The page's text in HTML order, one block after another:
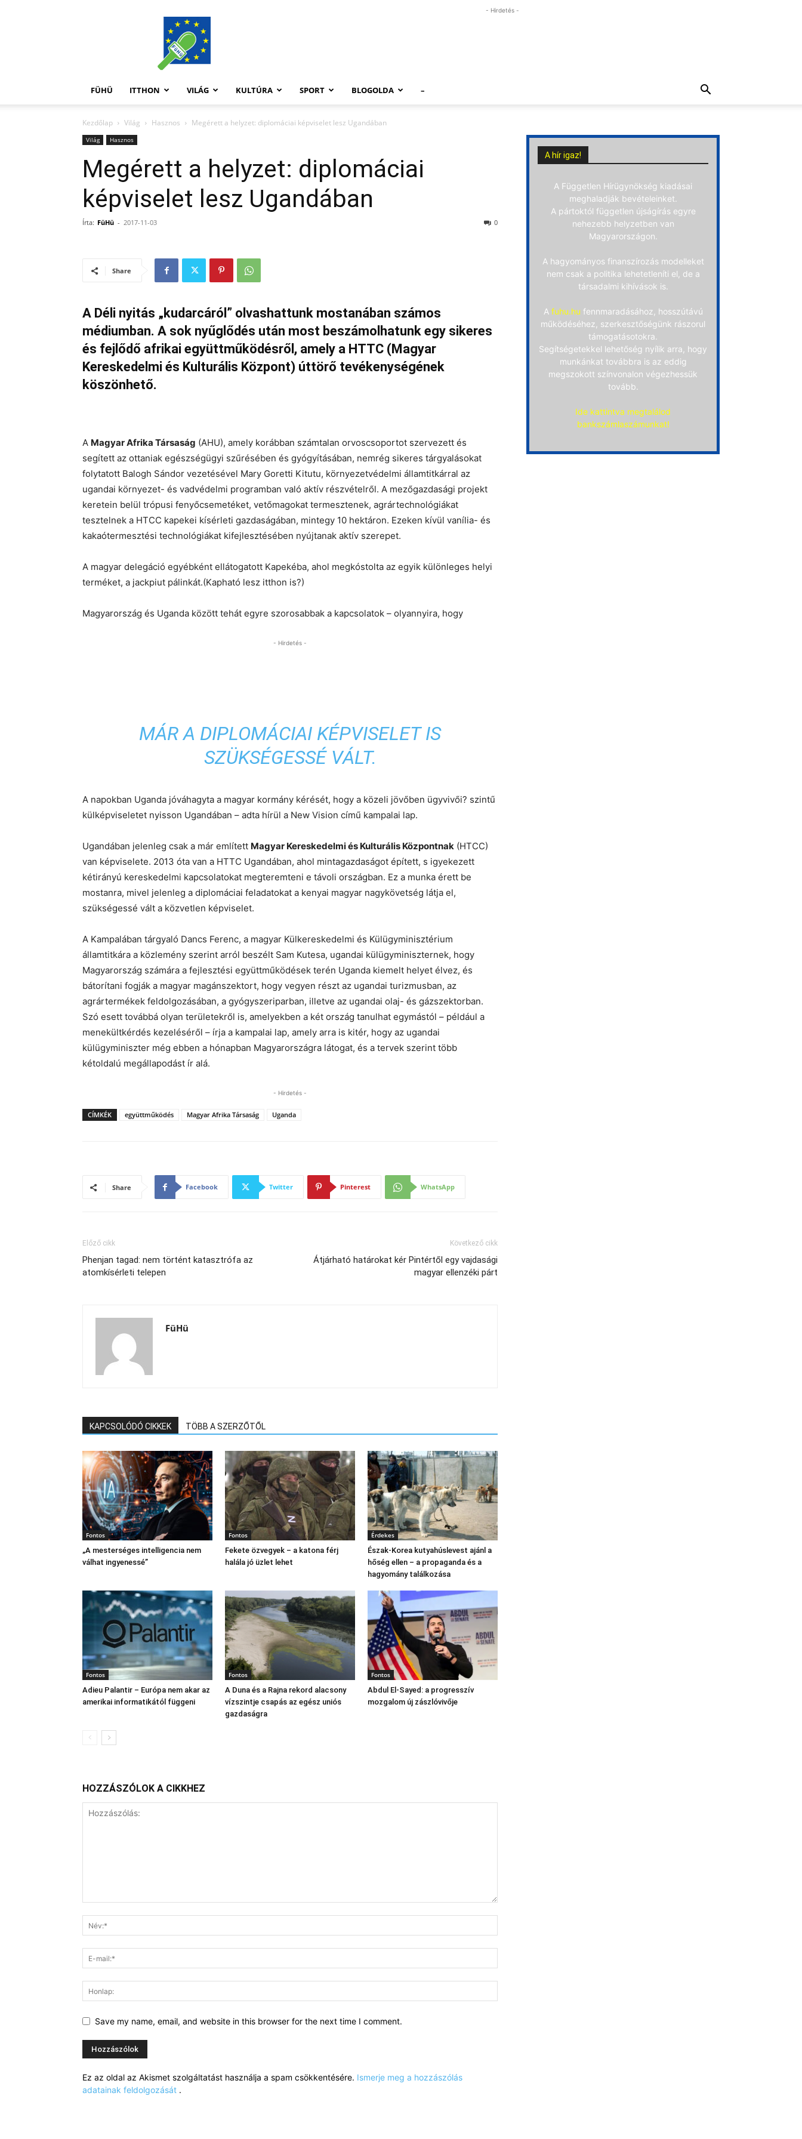
FüHü
- Hirdetés -
FÜHÜ ITTHON VILÁG KULTÚRA SPORT BLOGOLDA –
Kezdőlap Világ Hasznos Megérett a helyzet: diplomáciai képviselet lesz Ugandában
Világ Hasznos
Megérett a helyzet: diplomáciai
képviselet lesz Ugandában
Írta: FüHü - 2017-11-03 0
Share
A Déli nyitás „kudarcáról” olvashattunk mostanában számos
médiumban. A sok nyűglődés után most beszámolhatunk egy sikeres
és fejlődő afrikai együttműködésről, amely a HTTC (Magyar
Kereskedelmi és Kulturális Központ) úttörő tevékenységének
köszönhető.
A Magyar Afrika Társaság (AHU), amely korábban számtalan orvoscsoportot szervezett és
segített az ottaniak egészségügyi szűrésében és gyógyításában, nemrég sikeres tárgyalásokat
folytatott Balogh Sándor vezetésével Mary Goretti Kitutu, környezetvédelmi államtitkárral az
ugandai környezet- és vadvédelmi programban való aktív részvételről. A mezőgazdasági projekt
keretein belül trópusi fenyőcsemetéket, vetőmagokat termesztenek, agrártechnológiákat
tesztelnek a HTCC kapekei kísérleti gazdaságában, mintegy 10 hektáron. Ezeken kívül vanília- és
kakaótermesztési technológiákat kifejlesztésében nyújtanak aktív szerepet.
A magyar delegáció egyébként ellátogatott Kapekéba, ahol megkóstolta az egyik különleges helyi
terméket, a jackpiut pálinkát.(Kapható lesz itthon is?)
Magyarország és Uganda között tehát egyre szorosabbak a kapcsolatok – olyannyira, hogy
- Hirdetés -
MÁR A DIPLOMÁCIAI KÉPVISELET IS
SZÜKSÉGESSÉ VÁLT.
A napokban Uganda jóváhagyta a magyar kormány kérését, hogy a közeli jövőben ügyvivői? szintű
külképviseletet nyisson Ugandában – adta hírül a New Vision című kampalai lap.
Ugandában jelenleg csak a már említett Magyar Kereskedelmi és Kulturális Központnak (HTCC)
van képviselete. 2013 óta van a HTTC Ugandában, ahol mintagazdaságot épített, s igyekezett
kétirányú kereskedelmi kapcsolatokat megteremteni e távoli országban. Ez a munka érett be
mostanra, mivel jelenleg a diplomáciai feladatokat a kenyai magyar nagykövetség látja el,
szükségessé vált a közvetlen képviselet.
A Kampalában tárgyaló Dancs Ferenc, a magyar Külkereskedelmi és Külügyminisztérium
államtitkára a közlemény szerint arról beszélt Sam Kutesa, ugandai külügyminiszternek, hogy
Magyarország számára a fejlesztési együttműködések terén Uganda kiemelt helyet élvez, és
bátorítani fogják a magyar magánszektort, hogy vegyen részt az ugandai turizmusban, az
agrártermékek feldolgozásában, a gyógyszeriparban, illetve az ugandai olaj- és gázszektorban.
Szó esett továbbá olyan területekről is, amelyekben a két ország tanulhat egymástól – például a
menekültkérdés kezeléséről – írja a kampalai lap, amely arra is kitér, hogy az ugandai
külügyminiszter még ebben a hónapban Magyarországra látogat, és a tervek szerint több
kétoldalú megállapodást ír alá.
- Hirdetés -
CÍMKÉK együttműködés Magyar Afrika Társaság Uganda
Share Facebook Twitter Pinterest WhatsApp
Előző cikk
Phenjan tagad: nem történt katasztrófa az
atomkísérleti telepen
Következő cikk
Átjárható határokat kér Pintértől egy vajdasági
magyar ellenzéki párt
FüHü
KAPCSOLÓDÓ CIKKEK TÖBB A SZERZŐTŐL
Fontos
„A mesterséges intelligencia nem
válhat ingyenessé”
Fontos
Fekete özvegyek – a katona férj
halála jó üzlet lehet
Érdekes
Észak‑Korea kutyahúslevest ajánl a
hőség ellen – a propaganda és a
hagyomány találkozása
Fontos
Adieu Palantir – Európa nem akar az
amerikai informatikától függeni
Fontos
A Duna és a Rajna rekord alacsony
vízszintje csapás az egész uniós
gazdaságra
Fontos
Abdul El‑Sayed: a progresszív
mozgalom új zászlóvivője
HOZZÁSZÓLOK A CIKKHEZ
Save my name, email, and website in this browser for the next time I comment.
Ez az oldal az Akismet szolgáltatást használja a spam csökkentésére. Ismerje meg a hozzászólás
adatainak feldolgozását .
A hír igaz!
A Független Hírügynökség kiadásai
meghaladják bevételeinket.
A pártoktól független újságírás egyre
nehezebb helyzetben van
Magyarországon.
A hagyományos finanszírozás modelleket
nem csak a politika lehetetleníti el, de a
társadalmi kihívások is.
A fuhu.hu fennmaradásához, hosszútávú
működéséhez, szerkesztőségünk rászorul
támogatásotokra.
Segítségetekkel lehetőség nyílik arra, hogy
munkánkat továbbra is az eddig
megszokott színvonalon végezhessük
tovább.
Ide kattintva megtalálod
bankszámlaszámunkat!